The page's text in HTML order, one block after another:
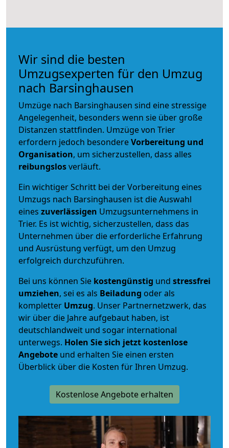
Wir sind die besten
Umzugsexperten für den Umzug
nach Barsinghausen
Umzüge nach Barsinghausen sind eine stressige
Angelegenheit, besonders wenn sie über große
Distanzen stattfinden. Umzüge von Trier
erfordern jedoch besondereVorbereitung und
Organisation, um sicherzustellen, dass alles
reibungslosverläuft.
Ein wichtiger Schritt bei der Vorbereitung eines
Umzugs nach Barsinghausen ist die Auswahl
eines zuverlässigen Umzugsunternehmens in
Trier. Es ist wichtig, sicherzustellen, dass das
Unternehmen über die erforderliche Erfahrung
und Ausrüstung verfügt, um den Umzug
erfolgreich durchzuführen.
Bei uns können Sie kostengünstig und stressfrei
umziehen, sei es als Beiladung oder als
kompletter Umzug. Unser Partnernetzwerk, das
wir über die Jahre aufgebaut haben, ist
deutschlandweit und sogar international
unterwegs. Holen Sie sich jetzt kostenlose
Angebote und erhalten Sie einen ersten
Überblick über die Kosten für Ihren Umzug.
Kostenlose Angebote erhalten